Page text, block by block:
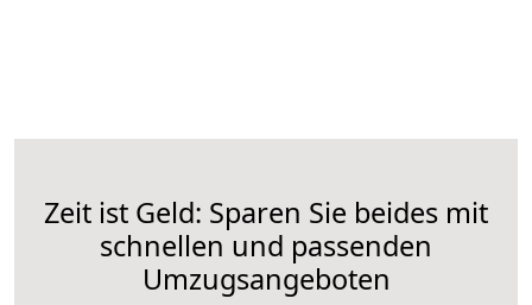
Zeit ist Geld: Sparen Sie beides mit
schnellen und passenden
Umzugsangeboten